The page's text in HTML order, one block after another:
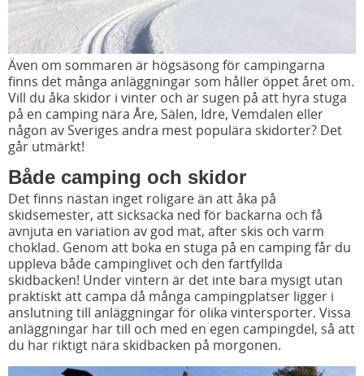
Även om sommaren är högsäsong för campingarna
finns det många anläggningar som håller öppet året om.
Vill du åka skidor i vinter och är sugen på att hyra stuga
på en camping nära Åre, Sälen, Idre, Vemdalen eller
någon av Sveriges andra mest populära skidorter? Det
går utmärkt!
Både camping och skidor
Det finns nästan inget roligare än att åka på
skidsemester, att sicksacka ned för backarna och få
avnjuta en variation av god mat, after skis och varm
choklad. Genom att boka en stuga på en camping får du
uppleva både campinglivet och den fartfyllda
skidbacken! Under vintern är det inte bara mysigt utan
praktiskt att campa då många campingplatser ligger i
anslutning till anläggningar för olika vintersporter. Vissa
anläggningar har till och med en egen campingdel, så att
du har riktigt nära skidbacken på morgonen.